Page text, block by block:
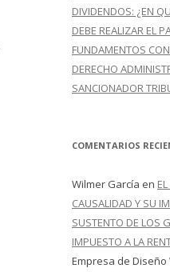
DIVIDENDOS: ¿EN
DEBE REALIZAR EL
FUNDAMENTOS
DERECHO
SANCIONADOR
COMENTARIOS
Wilmer García en
CAUSALIDAD Y SU
SUSTENTO DE LOS
IMPUESTO A LA
Empresa de Diseño